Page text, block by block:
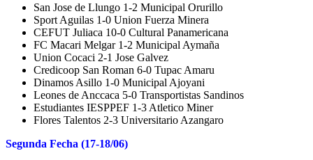
San Jose de Llungo 1-2 Municipal Orurillo
Sport Aguilas 1-0 Union Fuerza Minera
CEFUT Juliaca 10-0 Cultural Panamericana
FC Macari Melgar 1-2 Municipal Aymaña
Union Cocaci 2-1 Jose Galvez
Credicoop San Roman 6-0 Tupac Amaru
Dinamos Asillo 1-0 Municipal Ajoyani
Leones de Anccaca 5-0 Transportistas Sandinos
Estudiantes IESPPEF 1-3 Atletico Miner
Flores Talentos 2-3 Universitario Azangaro
Segunda Fecha (17-18/06)